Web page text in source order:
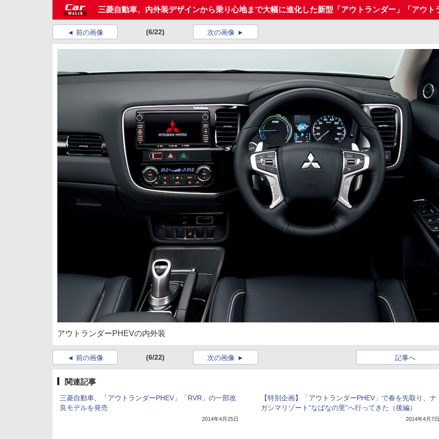
三菱自動車、内外装デザインから乗り心地まで大幅に進化した新型「アウトランダー」「アウト
前の画像 (6/22) 次の画像
アウトランダーPHEVの内外装
前の画像 (6/22) 記事へ
次の画像
関連記事
三菱自動車、「アウトランダーPHEV」「RVR」の一部改
良モデルを発売
2014年4月25日
【特別企画】「アウトランダーPHEV」で春を先取り、ナ
ガシマリゾート“なばなの里”へ行ってきた（後編）
2014年4月7日